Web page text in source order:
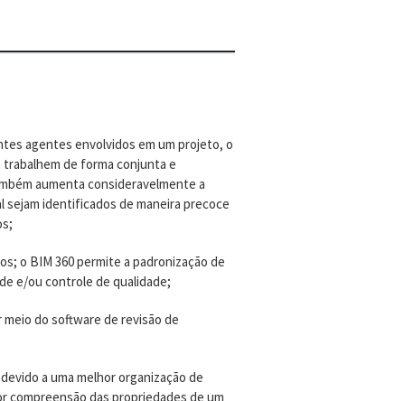
agentes envolvidos em um projeto, o
de forma conjunta e
aumenta consideravelmente a
sejam identificados de maneira precoce
o BIM 360 permite a padronização de
e/ou controle de qualidade;
do software de revisão de
a uma melhor organização de
compreensão das propriedades de um